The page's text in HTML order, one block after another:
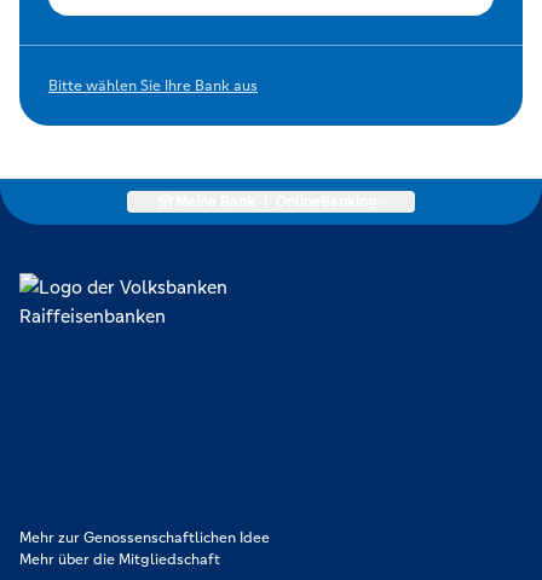
Bitte wählen Sie Ihre Bank aus
Mehr zur Genossenschaftlichen Idee
Mehr über die Mitgliedschaft